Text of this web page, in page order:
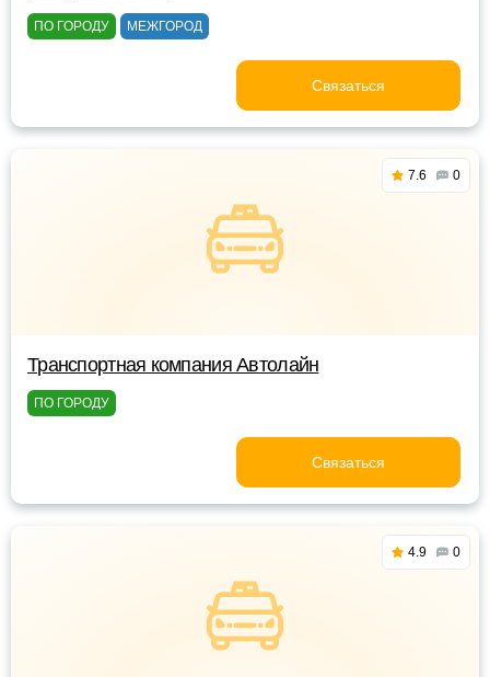
ПО ГОРОДУ МЕЖГОРОД
Связаться
7.6 0
Транспортная компания Автолайн
ПО ГОРОДУ
Связаться
4.9 0